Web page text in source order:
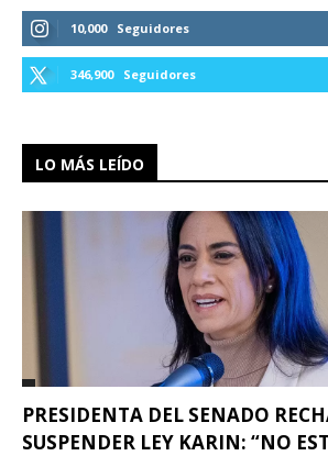
10,000 Seguidores
346,900 Seguidores
LO MÁS LEÍDO
PRESIDENTA DEL SENADO
SUSPENDER LEY KARIN: “NO